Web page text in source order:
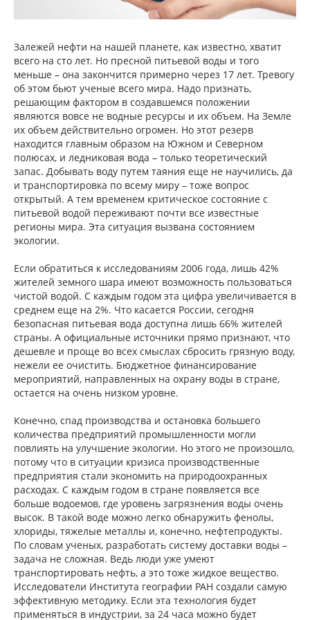
Залежей нефти на нашей планете, как известно, хватит
всего на сто лет. Но пресной питьевой воды и того
меньше – она закончится примерно через 17 лет. Тревогу
об этом бьют ученые всего мира. Надо признать,
решающим фактором в создавшемся положении
являются вовсе не водные ресурсы и их объем. На Земле
их объем действительно огромен. Но этот резерв
находится главным образом на Южном и Северном
полюсах, и ледниковая вода – только теоретический
запас. Добывать воду путем таяния еще не научились, да
и транспортировка по всему миру – тоже вопрос
открытый. А тем временем критическое состояние с
питьевой водой переживают почти все известные
регионы мира. Эта ситуация вызвана состоянием
экологии.
Если обратиться к исследованиям 2006 года, лишь 42%
жителей земного шара имеют возможность пользоваться
чистой водой. С каждым годом эта цифра увеличивается в
среднем еще на 2%. Что касается России, сегодня
безопасная питьевая вода доступна лишь 66% жителей
страны. А официальные источники прямо признают, что
дешевле и проще во всех смыслах сбросить грязную воду,
нежели ее очистить. Бюджетное финансирование
мероприятий, направленных на охрану воды в стране,
остается на очень низком уровне.
Конечно, спад производства и остановка большего
количества предприятий промышленности могли
повлиять на улучшение экологии. Но этого не произошло,
потому что в ситуации кризиса производственные
предприятия стали экономить на природоохранных
расходах. С каждым годом в стране появляется все
больше водоемов, где уровень загрязнения воды очень
высок. В такой воде можно легко обнаружить фенолы,
хлориды, тяжелые металлы и, конечно, нефтепродукты.
По словам ученых, разработать систему доставки воды –
задача не сложная. Ведь люди уже умеют
транспортировать нефть, а это тоже жидкое вещество.
Исследователи Института географии РАН создали самую
эффективную методику. Если эта технология будет
применяться в индустрии, за 24 часа можно будет